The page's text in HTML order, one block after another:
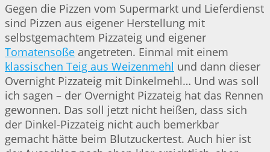
Gegen die Pizzen vom Supermarkt und Lieferdienst
sind Pizzen aus eigener Herstellung mit
selbstgemachtem Pizzateig und eigener
Tomatensoße angetreten. Einmal mit einem
klassischen Teig aus Weizenmehl und dann dieser
Overnight Pizzateig mit Dinkelmehl… Und was soll
ich sagen – der Overnight Pizzateig hat das Rennen
gewonnen. Das soll jetzt nicht heißen, dass sich
der Dinkel-Pizzateig nicht auch bemerkbar
gemacht hätte beim Blutzuckertest. Auch hier ist